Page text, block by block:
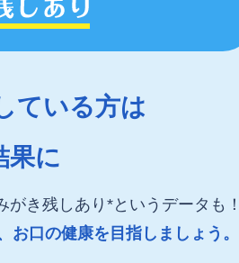
ている方は
果に
き残しあり*というデータも！
口の健康を目指しましょう。